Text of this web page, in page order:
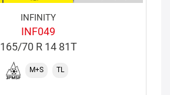
INFINITY
INF049
165/70 R 14 81T
M+S TL